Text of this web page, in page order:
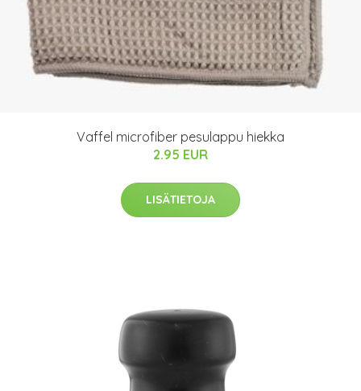
Vaffel microfiber pesulappu hiekka
2.95 EUR
LISÄTIETOJA